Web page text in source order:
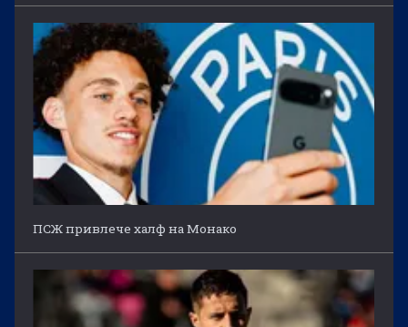
ПСЖ привлече халф на Монако